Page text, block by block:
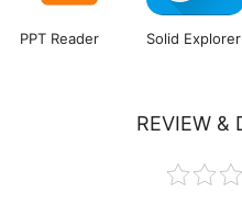
PPT Reader
REVIEW &